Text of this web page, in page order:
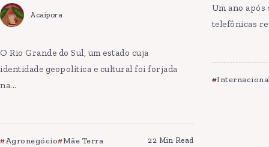
Acaipora
O Rio Grande do Sul, um estado cuja
identidade geopolítica e cultural foi forjada
na...
Agronegócio Mãe Terra 22 Min Read
Um ano após
telefônicas